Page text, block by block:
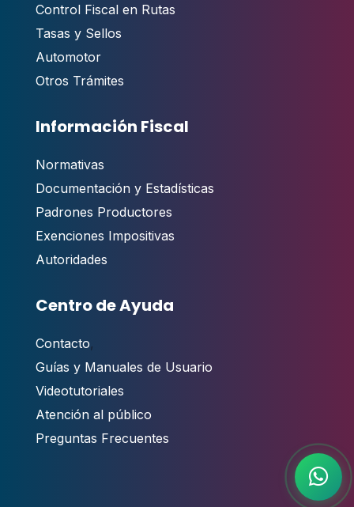
Control Fiscal en Rutas
Tasas y Sellos
Automotor
Otros Trámites
Información Fiscal
Normativas
Documentación y Estadísticas
Padrones Productores
Exenciones Impositivas
Autoridades
Centro de Ayuda
Contacto,
Guías y Manuales de Usuario
Videotutoriales
Atención al público
Preguntas Frecuentes